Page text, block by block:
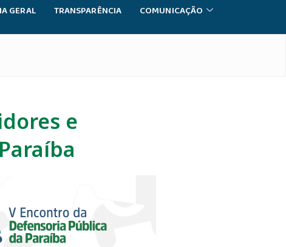
GERAL TRANSPARÊNCIA COMUNICAÇÃO
e